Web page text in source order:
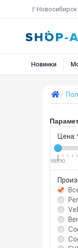
🚩Новосибирск
Новинки
Цена:
98890